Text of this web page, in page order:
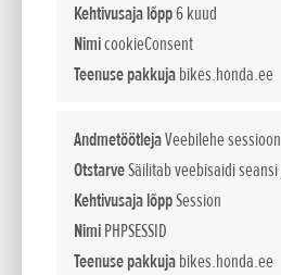
Kehtivusaja lõpp6 kuud
NimicookieConsent
Teenuse pakkujabikes.honda.ee
AndmetöötlejaVeebilehe sessioon
OtstarveSäilitab veebisaidi
Kehtivusaja lõppSession
NimiPHPSESSID
Teenuse pakkujabikes.honda.ee
75312